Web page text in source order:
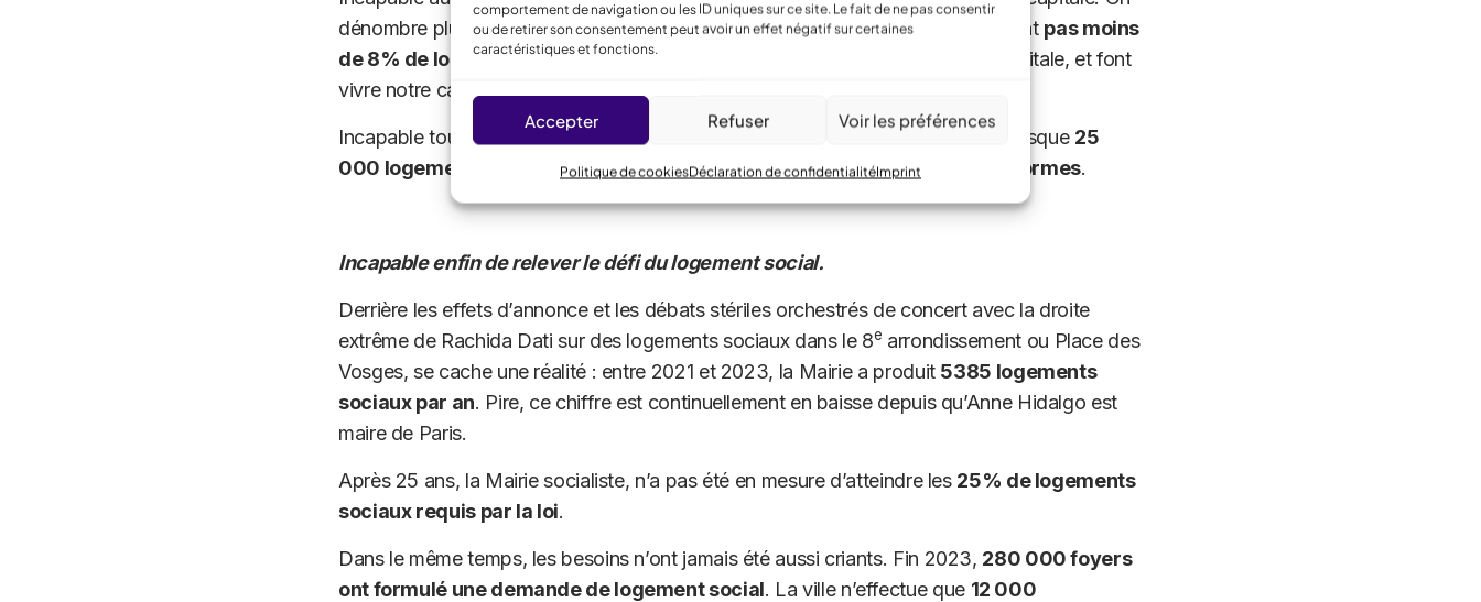
comportement de navigation ou les ID uniques sur ce site. Le fait de ne pas consentir
ou de retirer son consentement peut avoir un effet négatif sur certaines
caractéristiques et fonctions.
Accepter Refuser Voir les préférences
Politique de cookiesDéclaration de confidentialitéImprint
dénombre plus de90 000 logements Airbnbdans la capitale. Au total, ce sont pas moins
de 8% de logementsdont sont privés celles et ceux qui vivent dans notre capitale, et font
vivre notre capitale.
Incapable toujours de faire respecter la régulation sur les logements Airbnb, puisque 25
000 logements ne remplissent pas les critères pour figurer sur les plateformes.
Incapable enfin de relever le défi du logement social.
Derrière les effets d’annonce et les débats stériles orchestrés de concert avec la droite
extrême de Rachida Dati sur des logements sociaux dans le 8e arrondissement ou Place des
Vosges, se cache une réalité : entre 2021 et 2023, la Mairie a produit 5385 logements
sociaux par an. Pire, ce chiffre est continuellement en baisse depuis qu’Anne Hidalgo est
maire de Paris.
Après 25 ans, la Mairie socialiste, n’a pas été en mesure d’atteindre les 25% de logements
sociaux requis par la loi.
Dans le même temps, les besoins n’ont jamais été aussi criants. Fin 2023, 280 000 foyers
ont formulé une demande de logement social. La ville n’effectue que 12 000